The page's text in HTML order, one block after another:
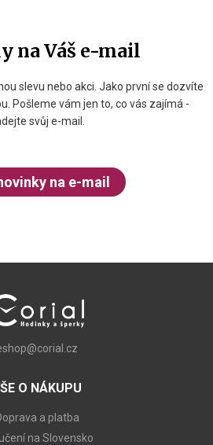
na Váš e-mail
slevu nebo akci. Jako první se dozvíte
Pošleme vám jen to, co vás zajímá -
svůj e-mail.
na e-mail
O NÁKUPU
a platba
na Slovensko